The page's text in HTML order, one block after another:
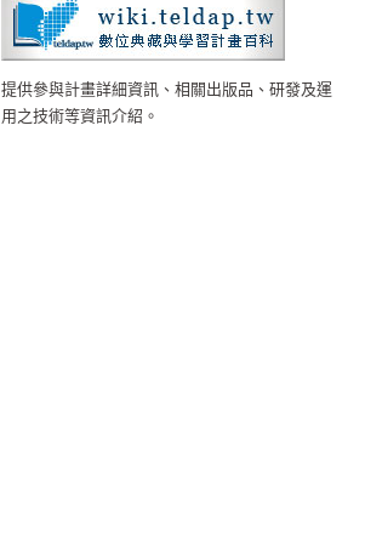
提供參與計畫詳細資訊、相關出版品、研發及運
用之技術等資訊介紹。